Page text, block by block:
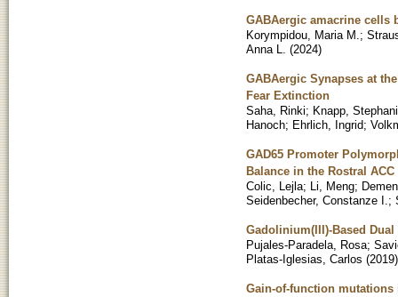
GABAergic amacrine cells
Korympidou, Maria M. ;
Anna L.
(2024)
GABAergic Synapses at
Fear Extinction
Saha, Rinki; Knapp,
Hanoch; Ehrlich, Ingrid;
GAD65 Promoter
Balance in the Rostral ACC
Colic, Lejla; Li, Meng;
Seidenbecher, Constanze I. ;
Gadolinium(III)-Based
Pujales-Paradela, Rosa;
Platas-Iglesias, Carlos (2019)
Gain-of-function